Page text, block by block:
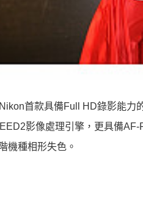
首款具備Full HD錄影能力
影像處理引擎，更具備
機種相形失色。